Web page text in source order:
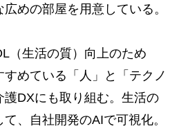
めの部屋を用意している。
生活の質）向上のため
めている「人」と「テクノ
護DXにも取り組む。生活の
、自社開発のAIで可視化。